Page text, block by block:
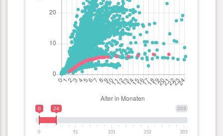
203
0 24
0 51 101 152 203